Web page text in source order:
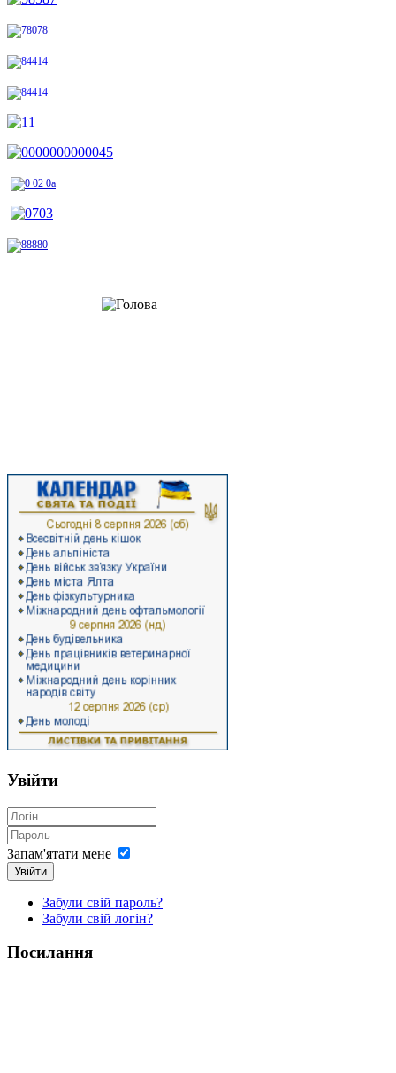
Увійти
Запам'ятати мене
Увійти
Забули свій пароль?
Забули свій логін?
Посилання